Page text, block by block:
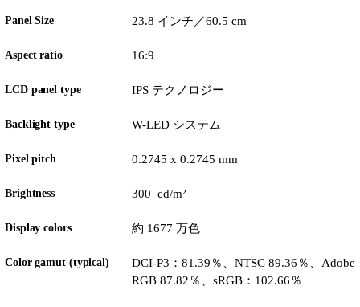
Panel Size 23.8 インチ／60.5 cm
Aspect ratio 16:9
LCD panel type IPS テクノロジー
Backlight type W-LED システム
Pixel pitch 0.2745 x 0.2745 mm
Brightness 300 cd/m²
Display colors 約 1677 万色
Color gamut (typical)
DCI-P3：81.39％、NTSC 89.36％、Adobe
RGB 87.82％、sRGB：102.66％